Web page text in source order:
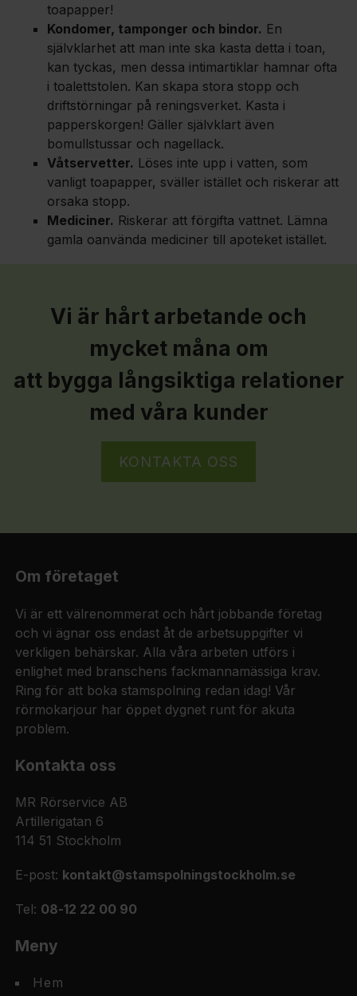
toapapper!
Kondomer, tamponger och bindor. En
självklarhet att man inte ska kasta detta i toan,
kan tyckas, men dessa intimartiklar hamnar ofta
i toalettstolen. Kan skapa stora stopp och
driftstörningar på reningsverket. Kasta i
papperskorgen! Gäller självklart även
bomullstussar och nagellack.
Våtservetter. Löses inte upp i vatten, som
vanligt toapapper, sväller istället och riskerar att
orsaka stopp.
Mediciner. Riskerar att förgifta vattnet. Lämna
gamla oanvända mediciner till apoteket istället.
Vi är hårt arbetande och
mycket måna om
att bygga långsiktiga relationer
med våra kunder
KONTAKTA OSS
Om företaget
Vi är ett välrenommerat och hårt jobbande företag
och vi ägnar oss endast åt de arbetsuppgifter vi
verkligen behärskar. Alla våra arbeten utförs i
enlighet med branschens fackmannamässiga krav.
Ring för att boka stamspolning redan idag! Vår
rörmokarjour har öppet dygnet runt för akuta
problem.
Kontakta oss
MR Rörservice AB
Artillerigatan 6
114 51 Stockholm
E-post: kontakt@stamspolningstockholm.se
Tel: 08-12 22 00 90
Meny
Hem